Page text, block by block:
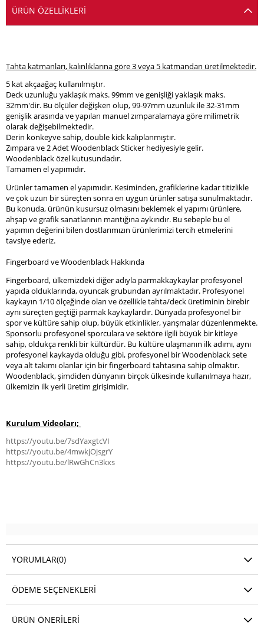
ÜRÜN ÖZELLIKLERI
Tahta katmanları, kalınlıklarına göre 3 veya 5 katmandan üretilmektedir.
5 kat akçaağaç kullanılmıştır.
Deck uzunluğu yaklaşık maks. 99mm ve genişliği yaklaşık maks.
32mm'dir. Bu ölçüler değişken olup, 99-97mm uzunluk ile 32-31mm
genişlik arasında ve yapılan manuel zımparalamaya göre milimetrik
olarak değişebilmektedir.
Derin konkeyve sahip, double kick kalıplanmıştır.
Zımpara ve 2 Adet Woodenblack Sticker hediyesiyle gelir.
Woodenblack özel kutusundadır.
Tamamen el yapımıdır.
Ürünler tamamen el yapımıdır. Kesiminden, grafiklerine kadar titizlikle
ve çok uzun bir süreçten sonra en uygun ürünler satışa sunulmaktadır.
Bu konuda, ürünün kusursuz olmasını beklemek el yapımı ürünlere,
ahşap ve grafik sanatlarının mantığına aykırıdır. Bu sebeple bu el
yapımın değerini bilen dostlarımızın ürünlerimizi tercih etmelerini
tavsiye ederiz.
Fingerboard ve Woodenblack Hakkında
Fingerboard, ülkemizdeki diğer adıyla parmakkaykaylar profesyonel
yapıda olduklarında, oyuncak grubundan ayrılmaktadır. Profesyonel
kaykayın 1/10 ölçeğinde olan ve özellikle tahta/deck üretiminin birebir
aynı süreçten geçtiği parmak kaykaylardır. Dünyada profesyonel bir
spor ve kültüre sahip olup, büyük etkinlikler, yarışmalar düzenlenmekte.
Sponsorlu profesyonel sporculara ve sektöre ilgili büyük bir kitleye
sahip, oldukça renkli bir kültürdür. Bu kültüre ulaşmanın ilk adımı, aynı
profesyonel kaykayda olduğu gibi, profesyonel bir Woodenblack sete
veya alt takımı olanlar için bir fingerboard tahtasına sahip olmaktır.
Woodenblack, şimdiden dünyanın birçok ülkesinde kullanılmaya hazır,
ülkemizin ilk yerli üretim girişimidir.
Kurulum Videoları;
https://youtu.be/7sdYaxgtcVI
https://youtu.be/4mwkjOjsgrY
https://youtu.be/lRwGhCn3kxs
YORUMLAR(0)
ÖDEME SEÇENEKLERI
ÜRÜN ÖNERILERI